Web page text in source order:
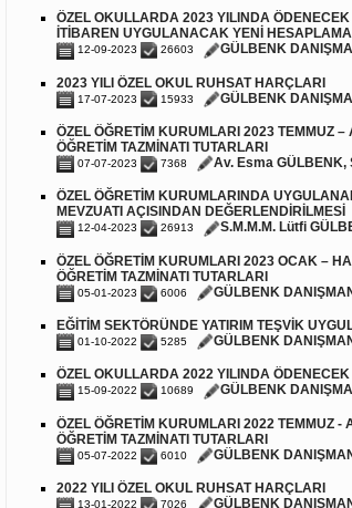
ÖZEL OKULLARDA 2023 YILINDA
İTİBAREN UYGULANACAK YENİ HESAPLAMA
12-09-2023 26603 GÜLBENK
2023 YILI ÖZEL OKUL RUHSAT HARÇLARI
17-07-2023 15933 GÜLBENK
ÖZEL ÖĞRETİM KURUMLARI 2023 TEMMUZ
ÖĞRETİM TAZMİNATI TUTARLARI
07-07-2023 7368 Av. Esma GÜLBENK,
ÖZEL ÖĞRETİM KURUMLARINDA
MEVZUATI AÇISINDAN DEĞERLENDİRİLMESİ
12-04-2023 26913 S.M.M.M. Lütfi
ÖZEL ÖĞRETİM KURUMLARI 2023 OCAK –
ÖĞRETİM TAZMİNATI TUTARLARI
05-01-2023 6006 GÜLBENK
EĞİTİM SEKTÖRÜNDE YATIRIM TEŞVİK
01-10-2022 5285 GÜLBENK
ÖZEL OKULLARDA 2022 YILINDA
15-09-2022 10689 GÜLBENK
ÖZEL ÖĞRETİM KURUMLARI 2022 TEMMUZ -
ÖĞRETİM TAZMİNATI TUTARLARI
05-07-2022 6010 GÜLBENK
2022 YILI ÖZEL OKUL RUHSAT HARÇLARI
13-01-2022 7026 GÜLBENK